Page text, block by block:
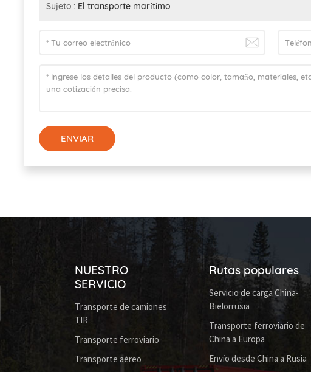
Sujeto : El transporte marítimo
ENVIAR
NUESTRO
SERVICIO
Transporte de camiones
TIR
Transporte ferroviario
Transporte aéreo
Rutas populares
Servicio de carga China-
Bielorrusia
Transporte ferroviario de
China a Europa
Envío desde China a Rusia